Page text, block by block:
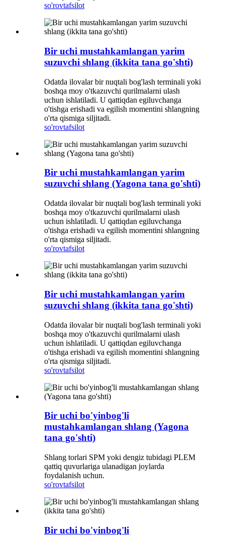
so'rovtafsilot
Bir uchi mustahkamlangan yarim
suzuvchi shlang (ikkita tana go'shti)
Odatda ilovalar bir nuqtali bog'lash terminali yoki
boshqa moy o'tkazuvchi qurilmalarni ulash
uchun ishlatiladi. U qattiqdan egiluvchanga
o'tishga erishadi va egilish momentini shlangning
o'rta qismiga siljitadi.
so'rovtafsilot
Bir uchi mustahkamlangan yarim
suzuvchi shlang (Yagona tana go'shti)
Odatda ilovalar bir nuqtali bog'lash terminali yoki
boshqa moy o'tkazuvchi qurilmalarni ulash
uchun ishlatiladi. U qattiqdan egiluvchanga
o'tishga erishadi va egilish momentini shlangning
o'rta qismiga siljitadi.
so'rovtafsilot
Bir uchi mustahkamlangan yarim
suzuvchi shlang (ikkita tana go'shti)
Odatda ilovalar bir nuqtali bog'lash terminali yoki
boshqa moy o'tkazuvchi qurilmalarni ulash
uchun ishlatiladi. U qattiqdan egiluvchanga
o'tishga erishadi va egilish momentini shlangning
o'rta qismiga siljitadi.
so'rovtafsilot
Bir uchi bo'yinbog'li
mustahkamlangan shlang (Yagona
tana go'shti)
Shlang torlari SPM yoki dengiz tubidagi PLEM
qattiq quvurlariga ulanadigan joylarda
foydalanish uchun.
so'rovtafsilot
Bir uchi bo'yinbog'li